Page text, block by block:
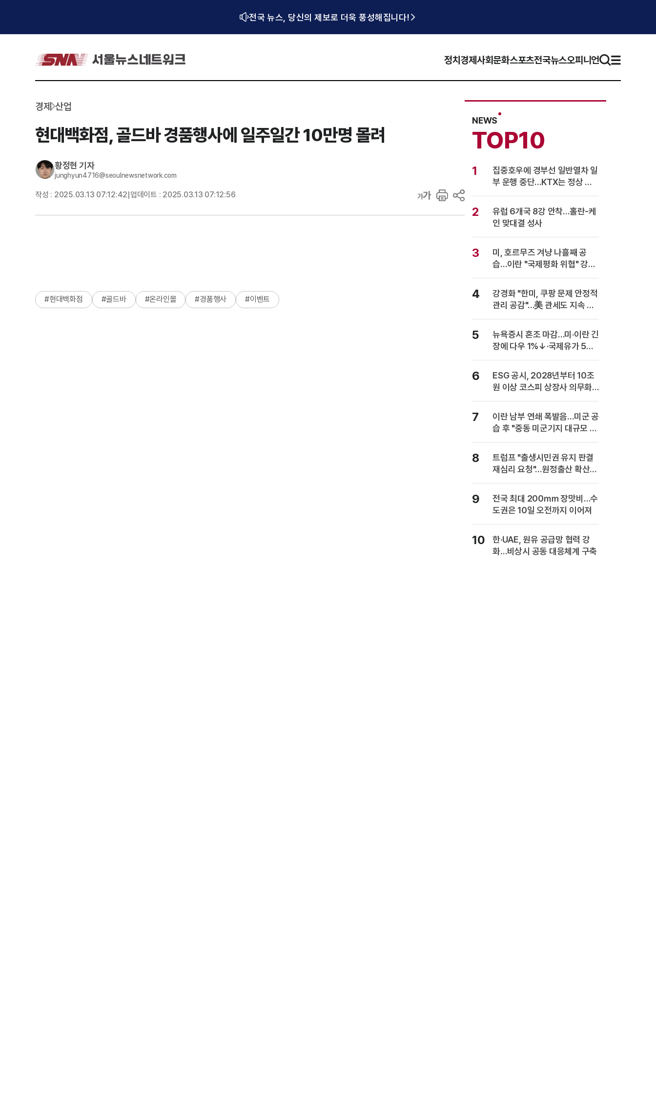
전국 뉴스, 당신의 제보로 더욱 풍성해집니다!
정치 경제사회문화스포츠전국뉴스오피니언
경제 산업
현대백화점, 골드바 경품행사에 일주일간 10만명 몰려
황정현 기자
junghyun4716@seoulnewsnetwork.com
작성 : 2025.03.13 07:12:42 업데이트 : 2025.03.13 07:12:56
#현대백화점 #골드바 #온라인몰 #경품행사 #이벤트
NEWS
TOP10
1
집중호우에 경부선 일반열차 일
부 운행 중단…KTX는 정상 운
행
2
유럽 6개국 8강 안착…홀란-케
인 맞대결 성사
3
미, 호르무즈 겨냥 나흘째 공
습…이란 "국제평화 위협" 강력
반발
4
강경화 "한미, 쿠팡 문제 안정적
관리 공감"…美 관세도 지속 협
의
5
뉴욕증시 혼조 마감…미·이란 긴
장에 다우 1%↓·국제유가 5%
급등
6
ESG 공시, 2028년부터 10조
원 이상 코스피 상장사 의무화…
사업보고서에 담는다
7
이란 남부 연쇄 폭발음…미군 공
습 후 "중동 미군기지 대규모 보
복" 경고
8
트럼프 "출생시민권 유지 판결
재심리 요청"…원정출산 확산
주장
9
전국 최대 200㎜ 장맛비…수
도권은 10일 오전까지 이어져
10
한·UAE, 원유 공급망 협력 강
화…비상시 공동 대응체계 구축